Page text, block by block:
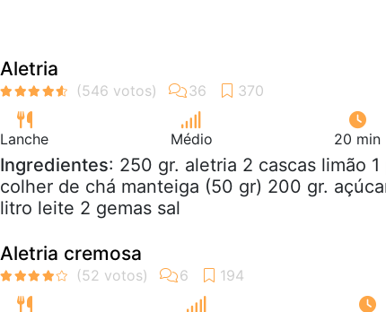
Aletria
Lanche Médio 20 min
Ingredientes: 250 gr. aletria 2 cascas limão 1
colher de chá manteiga (50 gr) 200 gr.
litro leite 2 gemas sal
Aletria cremosa